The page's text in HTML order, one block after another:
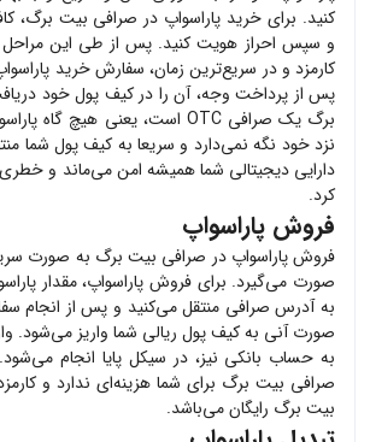
کنید. برای خرید پاراسواپ در صرافی بیت برگ،
و سپس احراز هویت کنید. پس از طی این مراحل
کارمزد و در سریع‌ترین زمان، سفارش خرید
پس از پرداخت وجه، آن را در کیف پول خود
برگ یک صرافی OTC است، یعنی هیچ گاه
نزد خود نگه نمی‌دارد و سریعا به کیف پول شما
دارایی دیجیتالی شما همیشه امن می‌ماند و
کرد.
فروش پاراسواپ
فروشپاراسواپ در صرافی بیت برگ به صورت
صورت می‌گیرد. برای فروش پاراسواپ، مقدار
به آدرس صرافی منتقل می‌کنید و پس از انجام
صورت آنی به کیف پول ریالی شما واریز می‌شود.
به حساب بانکی نیز، در سیکل پایا انجام
صرافی بیت برگ برای شما هزینه‌ای ندارد و
بیت برگ رایگان می‌باشد.